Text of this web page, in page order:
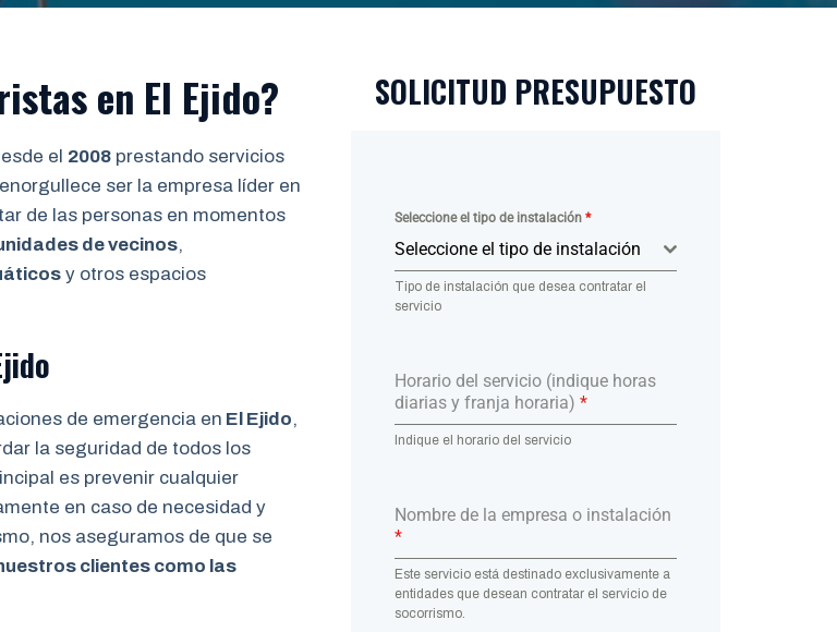
en El Ejido?
el 2008 prestando servicios
ser la empresa líder en
de las personas en momentos
de vecinos,
y otros espacios
de emergencia en El Ejido,
la seguridad de todos los
es prevenir cualquier
en caso de necesidad y
nos aseguramos de que se
clientes como las
SOLICITUD PRESUPUESTO
Seleccione el tipo de instalación *
Seleccione el tipo de instalación
Tipo de instalación que desea contratar el
servicio
Horario del servicio (indique horas
diarias y franja horaria) *
Indique el horario del servicio
Nombre de la empresa o instalación
*
Este servicio está destinado exclusivamente a
entidades que desean contratar el servicio de
socorrismo.